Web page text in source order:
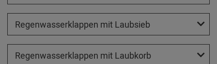
Regenwasserklappen mit Laubsieb
Regenwasserklappen mit Laubkorb